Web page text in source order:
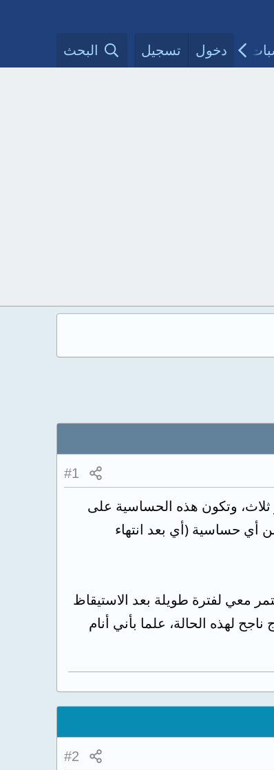
طبية مقالات الأطباءدخول تسجيل البحث
#1
وتكون هذه الحساسية على
أي حساسية (أي بعد انتهاء
معي لفترة طويلة بعد الاستيقاظ
لهذه الحالة، علما بأني أنام
#2